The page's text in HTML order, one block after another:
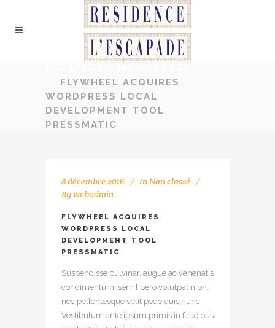
FLYWHEEL ACQUIRES
WORDPRESS LOCAL
DEVELOPMENT TOOL
PRESSMATIC
8 décembre 2016 InNon classé
Bywebadmin
FLYWHEEL ACQUIRES
WORDPRESS LOCAL
DEVELOPMENT TOOL
PRESSMATIC
Suspendisse pulvinar, augue ac venenatis
condimentum, sem libero volutpat nibh,
nec pellentesque velit pede quis nunc.
Vestibulum ante ipsum primis in faucibus